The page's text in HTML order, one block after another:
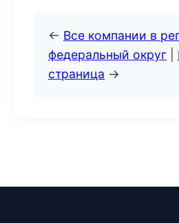
← Все компании в
федеральный округ
страница →